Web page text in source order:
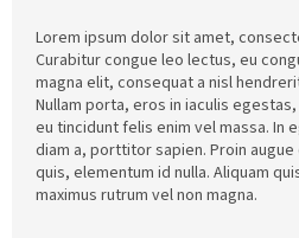
Lorem ipsum dolor sit amet,
Curabitur congue leo lectus, eu
magna elit, consequat a nisl
Nullam porta, eros in iaculis
eu tincidunt felis enim vel massa. In
diam a, porttitor sapien. Proin
quis, elementum id nulla. Aliquam
maximus rutrum vel non magna.